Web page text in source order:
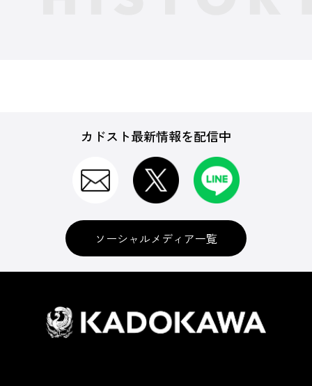
カドスト最新情報を配信中
ソーシャルメディア一覧